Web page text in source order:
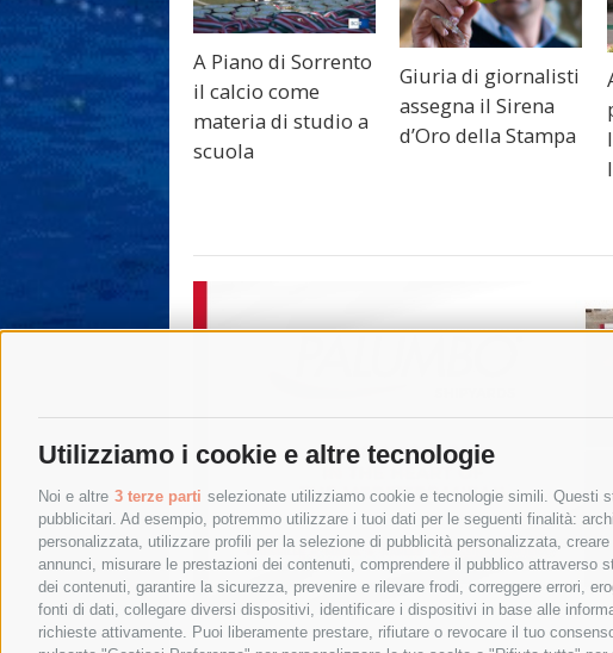
Utilizziamo i cookie e altre tecnologie
Noi e altre 3 terze parti selezionate utilizziamo cookie e tecnologie simili. Questi
pubblicitari. Ad esempio, potremmo utilizzare i tuoi dati per le seguenti finalità:
personalizzata, utilizzare profili per la selezione di pubblicità personalizzata,
annunci, misurare le prestazioni dei contenuti, comprendere il pubblico
dei contenuti, garantire la sicurezza, prevenire e rilevare frodi, correggere errori,
fonti di dati, collegare diversi dispositivi, identificare i dispositivi in base alle
richieste attivamente. Puoi liberamente prestare, rifiutare o revocare il tuo
A Piano di Sorrento
il calcio come
materia di studio a
scuola
Giuria di giornalisti
assegna il Sirena
d’Oro della Stampa